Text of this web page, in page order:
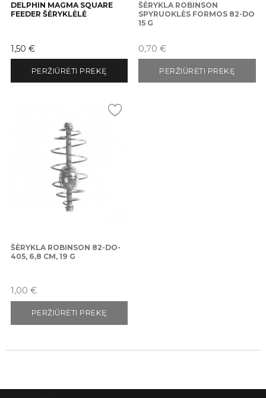
DELPHIN MAGMA SQUARE
FEEDER ŠĖRYKLĖLĖ
Kaina
1,50 €
PERŽIŪRĖTI PREKĘ
ŠĖRYKLA ROBINSON
SPYRUOKLĖS FORMOS 82-DO
15 G
Kaina
0,70 €
PERŽIŪRĖTI PREKĘ
ŠĖRYKLA ROBINSON 82-DO-
405, 6,8 CM, 19 G
Kaina
1,00 €
PERŽIŪRĖTI PREKĘ